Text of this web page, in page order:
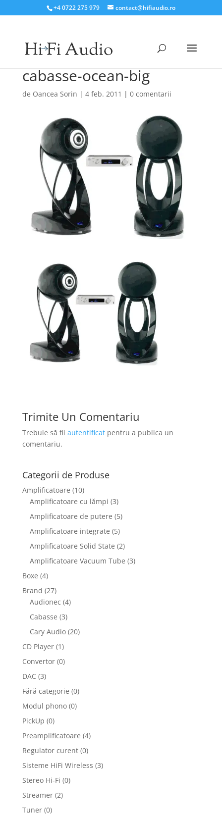
+4 0722 275 979 contact@hifiaudio.ro
cabasse-ocean-big
de Oancea Sorin | 4 feb. 2011 | 0 comentarii
Trimite Un Comentariu
Trebuie să fii autentificatpentru a publica un
comentariu.
Categorii de Produse
Amplificatoare (10)
Amplificatoare cu lămpi (3)
Amplificatoare de putere (5)
Amplificatoare integrate (5)
Amplificatoare Solid State (2)
Amplificatoare Vacuum Tube (3)
Boxe (4)
Brand (27)
Audionec (4)
Cabasse (3)
Cary Audio (20)
CD Player (1)
Convertor (0)
DAC (3)
Fără categorie (0)
Modul phono (0)
PickUp (0)
Preamplificatoare (4)
Regulator curent (0)
Sisteme HiFi Wireless (3)
Stereo Hi-Fi (0)
Streamer (2)
Tuner (0)